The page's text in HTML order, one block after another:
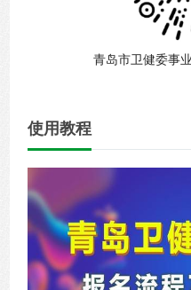
青岛市卫健委事
使用教程